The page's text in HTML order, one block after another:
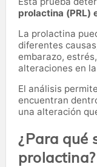
prolactina (PRL)
La prolactina
diferentes
embarazo,
alteraciones en
El análisis
encuentran
una alteración
¿Para qué
prolactina?